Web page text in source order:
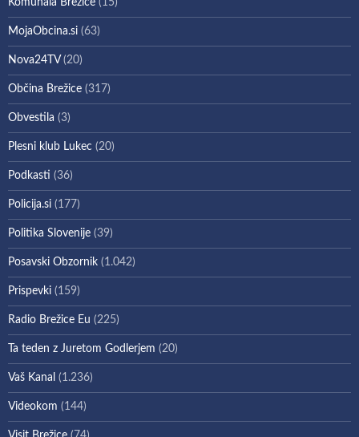
Komunala Brežice (15)
MojaObcina.si (63)
Nova24TV(20)
Občina Brežice (317)
Obvestila (3)
Plesni klub Lukec (20)
Podkasti (36)
Policija.si (177)
Politika Slovenije (39)
Posavski Obzornik (1.042)
Prispevki (159)
Radio Brežice Eu (225)
Ta teden z Juretom Godlerjem (20)
Vaš Kanal (1.236)
Videokom (144)